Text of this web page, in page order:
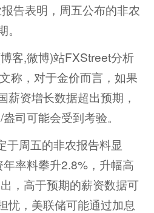
告表明，周五公布的非农
,微博)站FXStreet分析
称，对于金价而言，如果
薪资增长数据超出预期，
司可能会受到考验。
周五的非农报告料显
率料攀升2.8%，升幅高
，高于预期的薪资数据可
忧，美联储可能通过加息